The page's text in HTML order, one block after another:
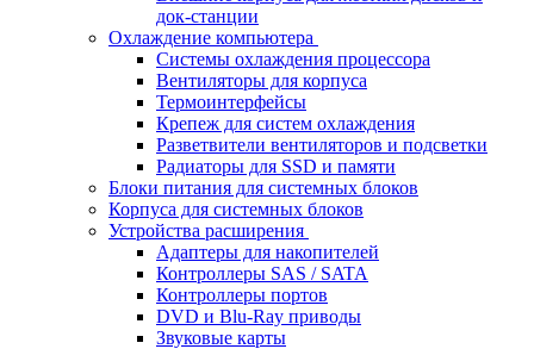
док-станции
Охлаждение компьютера
Системы охлаждения процессора
Вентиляторы для корпуса
Термоинтерфейсы
Крепеж для систем охлаждения
Разветвители вентиляторов и подсветки
Радиаторы для SSD и памяти
Блоки питания для системных блоков
Корпуса для системных блоков
Устройства расширения
Адаптеры для накопителей
Контроллеры SAS / SATA
Контроллеры портов
DVD и Blu-Ray приводы
Звуковые карты